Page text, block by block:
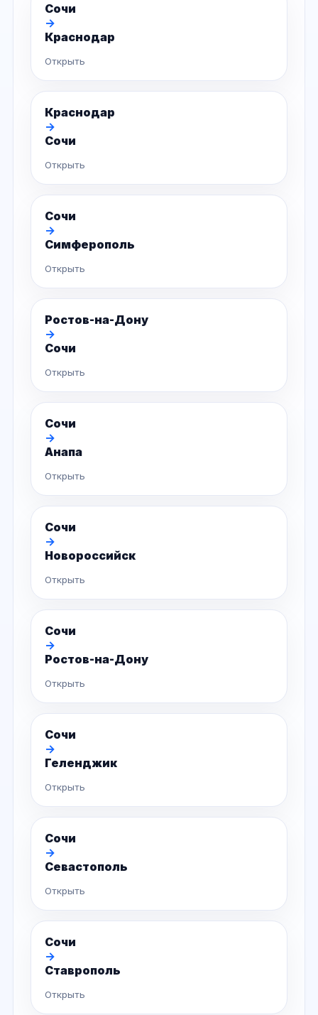
Сочи
→
Краснодар
Открыть
Краснодар
→
Сочи
Открыть
Сочи
→
Симферополь
Открыть
Ростов-на-Дону
→
Сочи
Открыть
Сочи
→
Анапа
Открыть
Сочи
→
Новороссийск
Открыть
Сочи
→
Ростов-на-Дону
Открыть
Сочи
→
Геленджик
Открыть
Сочи
→
Севастополь
Открыть
Сочи
→
Ставрополь
Открыть